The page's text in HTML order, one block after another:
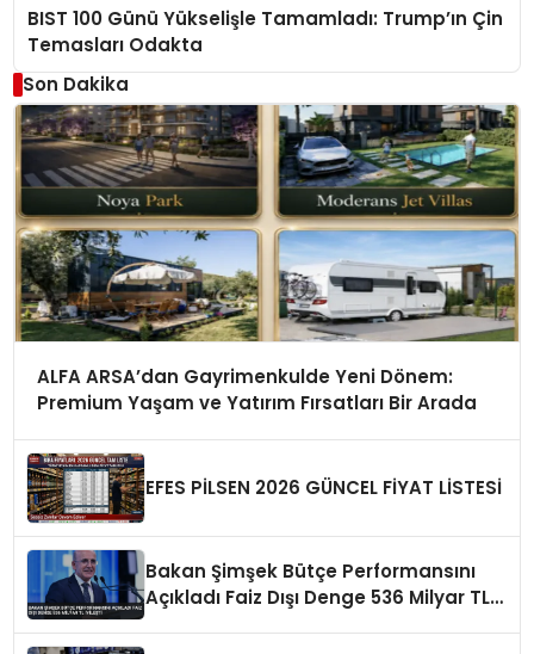
BIST 100 Günü Yükselişle Tamamladı: Trump’ın Çin
Temasları Odakta
Son Dakika
ALFA ARSA’dan Gayrimenkulde Yeni Dönem:
Premium Yaşam ve Yatırım Fırsatları Bir Arada
EFES PİLSEN 2026 GÜNCEL FİYAT LİSTESİ
Bakan Şimşek Bütçe Performansını
Açıkladı Faiz Dışı Denge 536 Milyar TL